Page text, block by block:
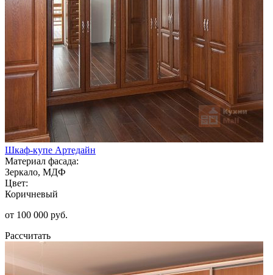
Шкаф-купе Артедайн
Материал фасада:
Зеркало, МДФ
Цвет:
Коричневый
от 100 000 руб.
Рассчитать